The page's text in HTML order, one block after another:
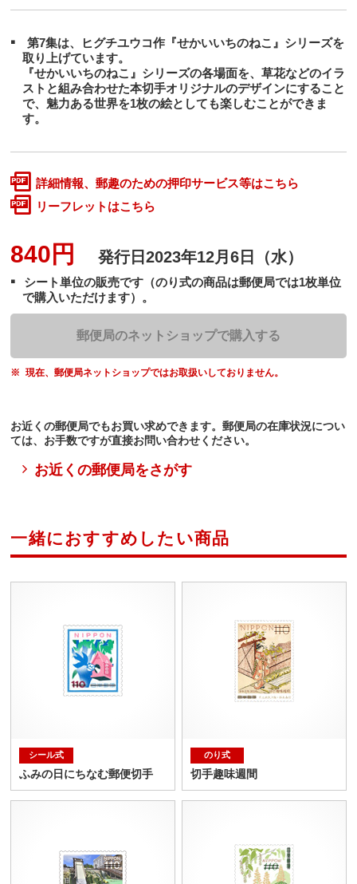
第7集は、ヒグチユウコ作『せかいいちのねこ』シリーズを
取り上げています。
『せかいいちのねこ』シリーズの各場面を、草花などのイラ
ストと組み合わせた本切手オリジナルのデザインにすること
で、魅力ある世界を1枚の絵としても楽しむことができま
す。
詳細情報、郵趣のための押印サービス等はこちら
リーフレットはこちら
840円 発行日2023年12月6日（水）
シート単位の販売です（のり式の商品は郵便局では1枚単位
で購入いただけます）。
郵便局のネットショップで購入する
現在、郵便局ネットショップではお取扱いしておりません。
お近くの郵便局でもお買い求めできます。郵便局の在庫状況につい
ては、お手数ですが直接お問い合わせください。
お近くの郵便局をさがす
一緒におすすめしたい商品
シール式
ふみの日にちなむ郵便切手
のり式
切手趣味週間